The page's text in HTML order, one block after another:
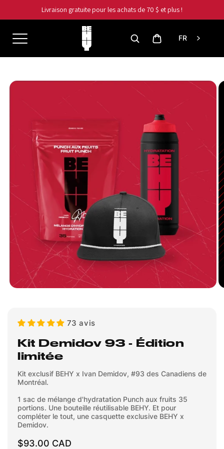
au
Livraison gratuite pour les achats de 70 $ et plus !
Panier FR
Passer aux
informations
73 avis
Kit Demidov 93 - Édition
limitée
Kit exclusif BEHY x Ivan Demidov, #93 des Canadiens de
Montréal.
1 sac de mélange d'hydratation Punch aux fruits 35
portions. Une bouteille réutilisable BEHY. Et pour
compléter le tout, une casquette exclusive BEHY x
Demidov.
Prix
$93.00 CAD